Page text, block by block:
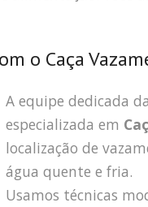
o Caça
A equipe dedicada da
especializada em
localização de
água quente e fria.
Usamos técnicas